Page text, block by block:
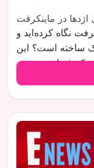
در ماینکرفت
نگاه کرده‌اید و
ساخته است؟ این
فضایی و توجه
اژدهای خود را
خلق کنید.